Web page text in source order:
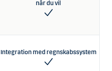
når du vil
Integration med regnskabssystem